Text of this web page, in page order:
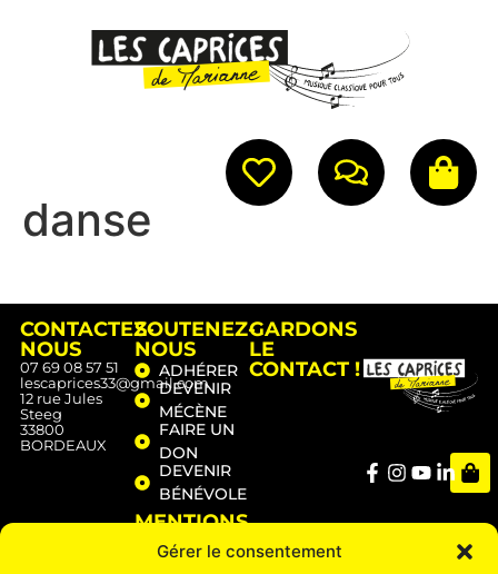
Gérer le consentement
danse
CONTACTEZ-
NOUS
07 69 08 57 51
lescaprices33@gmail.com
12 rue Jules
Steeg
33800
BORDEAUX
SOUTENEZ-
NOUS
ADHÉRER
DEVENIR
MÉCÈNE
FAIRE UN
DON
DEVENIR
BÉNÉVOLE
MENTIONS
LÉGALES
MENTIONS
GARDONS
LE
CONTACT !